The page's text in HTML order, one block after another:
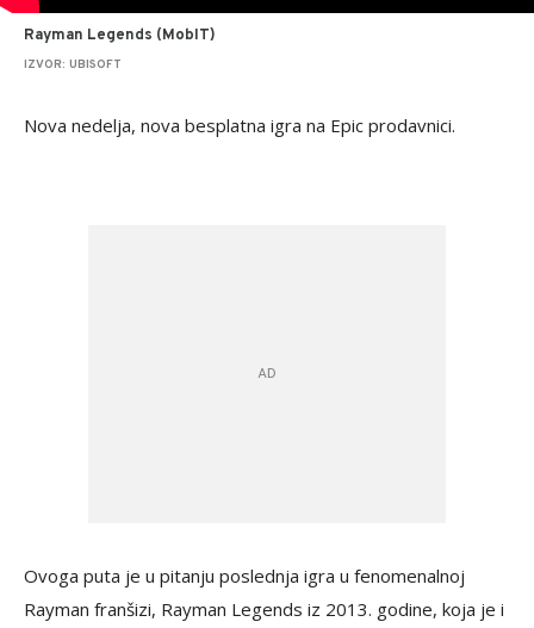
Rayman Legends (MobIT)
IZVOR: UBISOFT
Nova nedelja, nova besplatna igra na Epic prodavnici.
Ovoga puta je u pitanju poslednja igra u fenomenalnoj
Rayman franšizi, Rayman Legends iz 2013. godine, koja je i